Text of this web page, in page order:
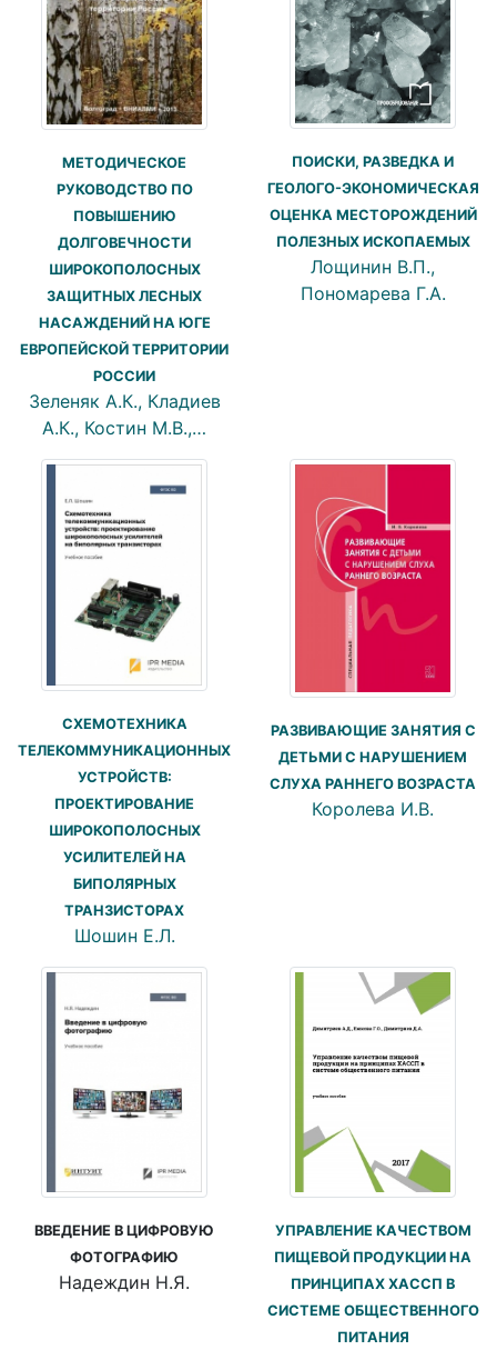
МЕТОДИЧЕСКОЕ
РУКОВОДСТВО ПО
ПОВЫШЕНИЮ
ДОЛГОВЕЧНОСТИ
ШИРОКОПОЛОСНЫХ
ЗАЩИТНЫХ ЛЕСНЫХ
НАСАЖДЕНИЙ НА ЮГЕ
ЕВРОПЕЙСКОЙ ТЕРРИТОРИИ
РОССИИ
Зеленяк А.К., Кладиев
А.К., Костин М.В.,…
ПОИСКИ, РАЗВЕДКА И
ГЕОЛОГО-ЭКОНОМИЧЕСКАЯ
ОЦЕНКА МЕСТОРОЖДЕНИЙ
ПОЛЕЗНЫХ ИСКОПАЕМЫХ
Лощинин В.П.,
Пономарева Г.А.
СХЕМОТЕХНИКА
ТЕЛЕКОММУНИКАЦИОННЫХ
УСТРОЙСТВ:
ПРОЕКТИРОВАНИЕ
ШИРОКОПОЛОСНЫХ
УСИЛИТЕЛЕЙ НА
БИПОЛЯРНЫХ
ТРАНЗИСТОРАХ
Шошин Е.Л.
РАЗВИВАЮЩИЕ ЗАНЯТИЯ С
ДЕТЬМИ С НАРУШЕНИЕМ
СЛУХА РАННЕГО ВОЗРАСТА
Королева И.В.
ВВЕДЕНИЕ В ЦИФРОВУЮ
ФОТОГРАФИЮ
Надеждин Н.Я.
УПРАВЛЕНИЕ КАЧЕСТВОМ
ПИЩЕВОЙ ПРОДУКЦИИ НА
ПРИНЦИПАХ ХАССП В
СИСТЕМЕ ОБЩЕСТВЕННОГО
ПИТАНИЯ